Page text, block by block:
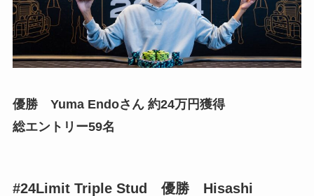
優勝 Yuma Endoさん 約24万円獲得
総エントリー59名
#24Limit Triple Stud 優勝 Hisashi